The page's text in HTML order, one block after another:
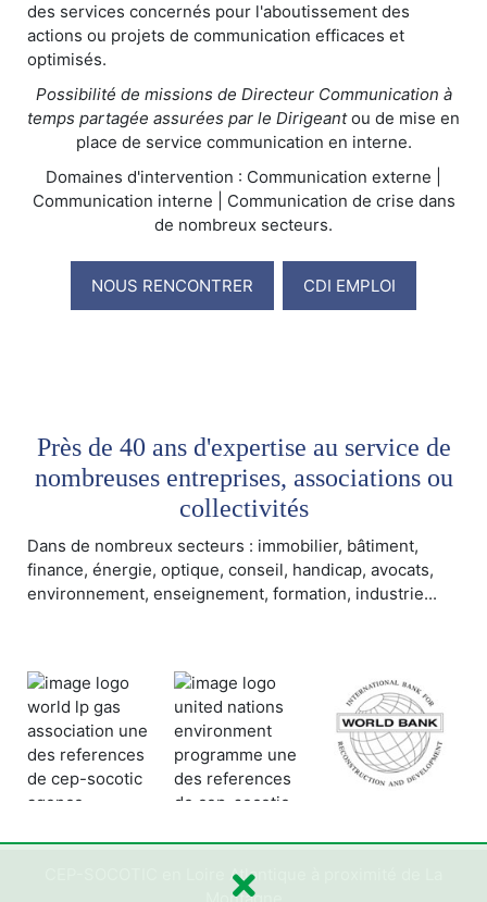
des services concernés pour l'aboutissement des
actions ou projets de communication efficaces et
optimisés.
Possibilité de missions de Directeur Communication à
temps partagée assurées par le Dirigeantou de mise en
place de service communication en interne.
Domaines d'intervention : Communication externe |
Communication interne | Communication de crise dans
de nombreux secteurs.
NOUS RENCONTRER CDI EMPLOI
Près de 40 ans d'expertise au service de
nombreuses entreprises, associations ou
collectivités
Dans de nombreux secteurs : immobilier, bâtiment,
finance, énergie, optique, conseil, handicap, avocats,
environnement, enseignement, formation, industrie...
CEP-SOCOTIC en Loire Atlantique à proximité de La
Montagne